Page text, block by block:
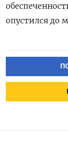
опустился до